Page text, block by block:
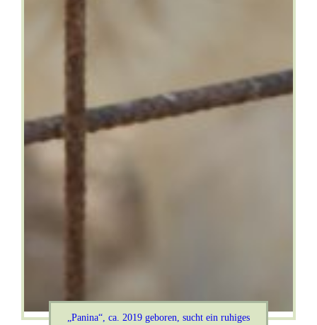
„Panina“, ca. 2019 geboren, sucht ein ruhiges